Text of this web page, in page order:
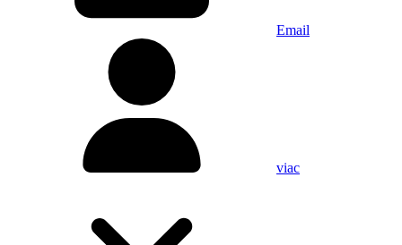
Email
viac